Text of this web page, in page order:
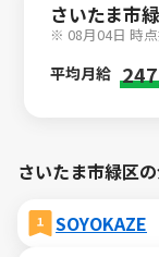
さいたま市
※ 08月04日 時
平均月給
さいたま市緑区
SOYOKAZE